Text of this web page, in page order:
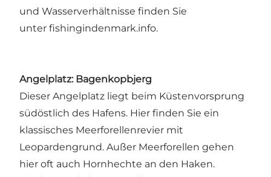
und Wasserverhältnisse finden Sie
unter fishingindenmark.info.
Angelplatz: Bagenkopbjerg
Dieser Angelplatz liegt beim Küstenvorsprung
südöstlich des Hafens. Hier finden Sie ein
klassisches Meerforellenrevier mit
Leopardengrund. Außer Meerforellen gehen
hier oft auch Hornhechte an den Haken.